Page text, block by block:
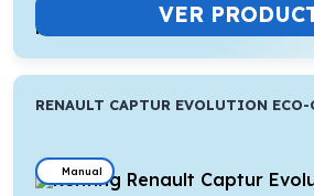
VER
RENAULT CAPTUR EVOLUTION ECO-
Manual